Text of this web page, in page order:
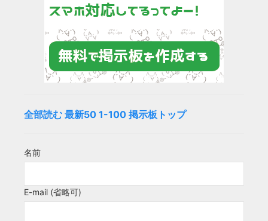
全部読む 最新50 1-100 掲示板トップ
名前
E-mail (省略可)